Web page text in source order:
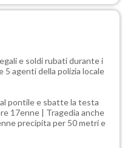
e soldi rubati durante i
5 agenti della polizia locale
pontile e sbatte la testa
17enne | Tragedia anche
precipita per 50 metri e